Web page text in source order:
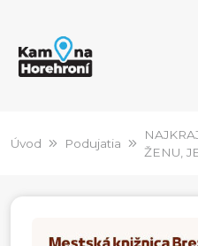
Úvod Podujatia
ŽENU,